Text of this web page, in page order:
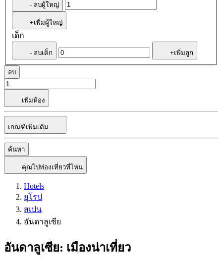
- ลบผู้ใหญ่
+เพิ่มผู้ใหญ่
เด็ก
- ลบเด็ก +เพิ่มลูก
ลบ
เพิ่มห้อง
เกณฑ์เพิ่มเติม
ค้นหา
คุณไปท่องเที่ยวที่ไหน
Hotels
ยุโรป
สเปน
อันดาลูเซีย
อันดาลูเซีย: เมืองน่าเที่ยว